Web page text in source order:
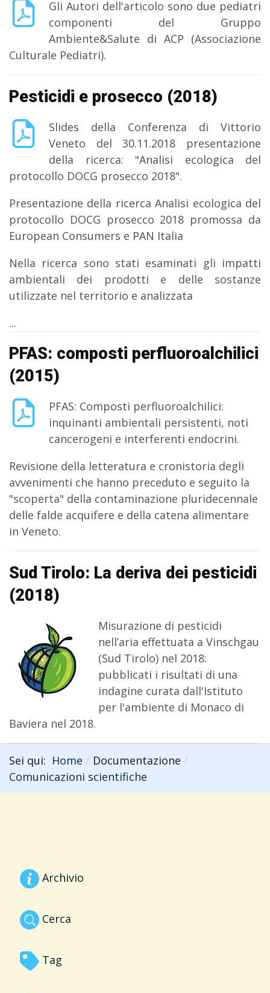
Gli Autori dell'articolo sono due pediatri
componenti del Gruppo
Ambiente&Salute di ACP (Associazione
Culturale Pediatri).
Pesticidi e prosecco (2018)
Slides della Conferenza di Vittorio
Veneto del 30.11.2018 presentazione
della ricerca: "Analisi ecologica del
protocollo DOCG prosecco 2018".
Presentazione della ricerca Analisi ecologica del
protocollo DOCG prosecco 2018 promossa da
European Consumers e PAN Italia
Nella ricerca sono stati esaminati gli impatti
ambientali dei prodotti e delle sostanze
utilizzate nel territorio e analizzata
...
PFAS: composti perfluoroalchilici
(2015)
PFAS: Composti perfluoroalchilici:
inquinanti ambientali persistenti, noti
cancerogeni e interferenti endocrini.
Revisione della letteratura e cronistoria degli
avvenimenti che hanno preceduto e seguito la
"scoperta" della contaminazione pluridecennale
delle falde acquifere e della catena alimentare
in Veneto.
Sud Tirolo: La deriva dei pesticidi
(2018)
Misurazione di pesticidi
nell’aria effettuata a Vinschgau
(Sud Tirolo) nel 2018:
pubblicati i risultati di una
indagine curata dall'Istituto
per l'ambiente di Monaco di
Baviera nel 2018.
Sei qui: Home
Documentazione
Comunicazioni scientifiche
Archivio
Cerca
Tag